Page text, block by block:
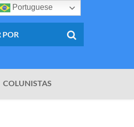
COLUNISTAS
Portuguese